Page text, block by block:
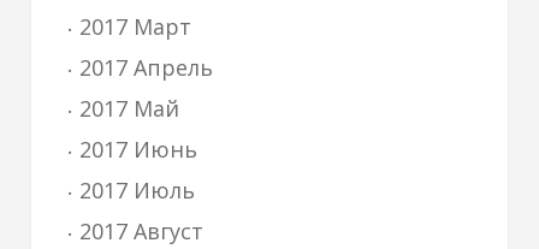
2017 Март
2017 Апрель
2017 Май
2017 Июнь
2017 Июль
2017 Август